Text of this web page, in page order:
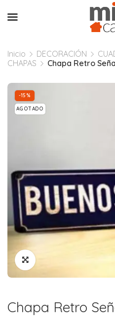
Inicio DECORACIÓN
CHAPAS
Chapa Retro
-15%
AGOTADO
Chapa Retro